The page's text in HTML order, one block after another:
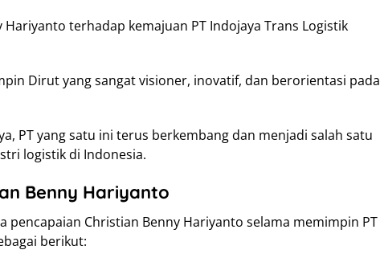
terhadap kemajuan PT Indojaya Trans Logistik
Dirut yang sangat visioner, inovatif, dan berorientasi pada
PT yang satu ini terus berkembang dan menjadi salah satu
logistik di Indonesia.
Benny Hariyanto
pencapaian Christian Benny Hariyanto selama memimpin PT
berikut: